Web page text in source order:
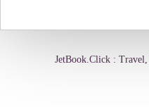
JetBook.Click :